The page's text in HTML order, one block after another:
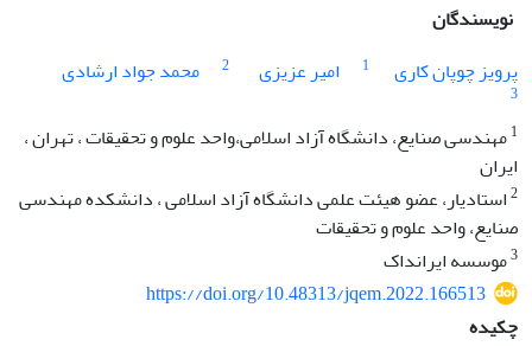
نویسندگان
پرویز چوپان کاری
1 امیر عزیزی 2 محمد جواد ارشادی
3
1مهندسی صنایع، دانشگاه آزاد اسلامی،واحد علوم و تحقیقات ، تهران ،
ایران
2استادیار، عضو هیئت علمی دانشگاه آزاد اسلامی ، دانشکده مهندسی
صنایع، واحد علوم و تحقیقات
3موسسه ایرانداک
https://doi.org/10.48313/jqem.2022.166513
چکیده